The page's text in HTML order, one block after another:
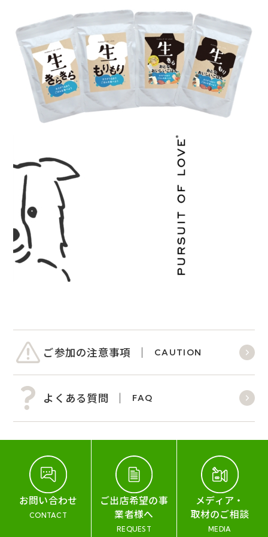
ご参加の注意事項 CAUTION
よくある質問 FAQ
お問い合わせ
CONTACT
ご出店希望の事
業者様へ
REQUEST
メディア・
取材のご相談
MEDIA